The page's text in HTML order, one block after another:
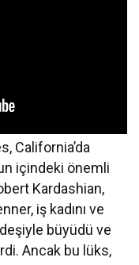
California’da
içindeki önemli
Kardashian,
iş kadını ve
büyüdü ve
Ancak bu lüks,